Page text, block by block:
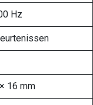
Hz
16 mm